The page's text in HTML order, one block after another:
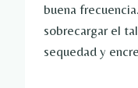
buena
sobrecargar el
sequedad y